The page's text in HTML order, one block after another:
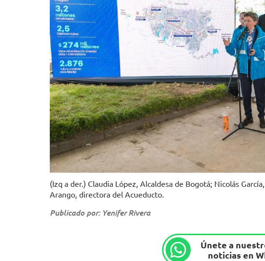
(Izq a der.) Claudia López, Alcaldesa de Bogotá; Nicolás
Arango, directora del Acueducto.
Publicado por: Yenifer Rivera
Únete a
noticias en